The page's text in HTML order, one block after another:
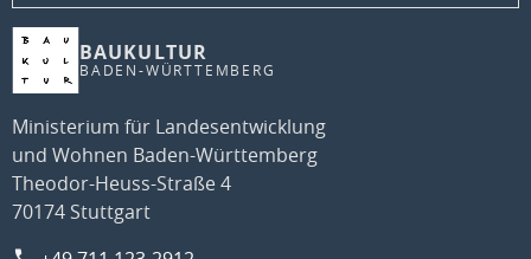
BAUKULTUR
BADEN-WÜRTTEMBERG
Ministerium für Landesentwicklung
und Wohnen Baden-Württemberg
Theodor-Heuss-Straße 4
70174 Stuttgart